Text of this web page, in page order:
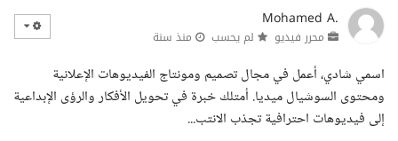
Mohamed A.
محرر فيديو لم يحسب منذ سنة
اسمي شادي، أعمل في مجال تصميم ومونتاج الفيديوهات الإعلانية
ومحتوى السوشيال ميديا. أمتلك خبرة في تحويل الأفكار والرؤى الإبداعية
إلى فيديوهات احترافية تجذب الانتب...